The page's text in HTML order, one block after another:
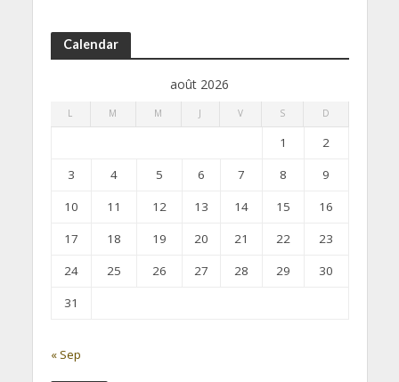
Calendar
août 2026
L M M J V S D
1
2
3
4 5 6 7 8
9
10
11 12 13 14 15
16
17
18 19 20 21 22
23
24
25 26 27 28 29
30
31
« Sep